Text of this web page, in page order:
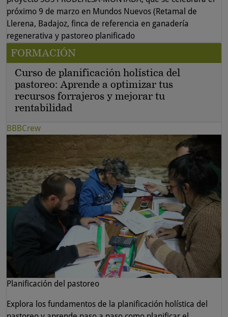
próximo 9 de marzo en Mundos Nuevos (Retamal de
Llerena, Badajoz, finca de referencia en ganadería
regenerativa y pastoreo planificado
FORMACIÓN
Curso de planificación holística del
pastoreo: Aprende a optimizar tus
recursos forrajeros y mejorar tu
rentabilidad
BBBCrew
Planificación del pastoreo
Explora los fundamentos de la planificación holística del